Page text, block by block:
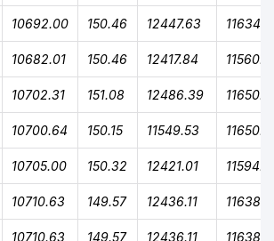
10692.00 150.46 12447.63
10682.01 150.46 12417.84
10702.31 151.08 12486.39
10700.64 150.15 11549.53
10705.00 150.32 12421.01
10710.63 149.57 12436.11
10710.63 149.57 12436.11